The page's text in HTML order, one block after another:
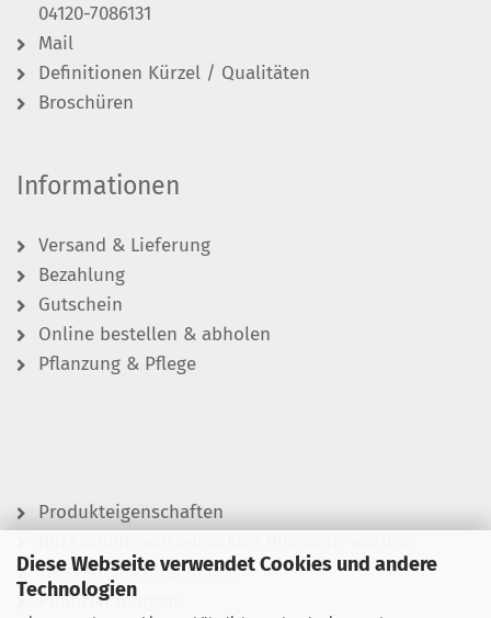
Diese Webseite verwendet Cookies und andere
Technologien
04120-7086131
Mail
Definitionen Kürzel / Qualitäten
Broschüren
Informationen
Versand & Lieferung
Bezahlung
Gutschein
Online bestellen & abholen
Pflanzung & Pflege
Produkteigenschaften
Wässern leicht gemacht
Pflanzen düngen